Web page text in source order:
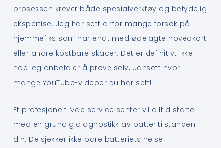
prosessen krever både spesialverktøy og betydelig
ekspertise. Jeg har sett altfor mange forsøk på
hjemmefiks som har endt med ødelagte hovedkort
eller andre kostbare skader. Det er definitivt ikke
noe jeg anbefaler å prøve selv, uansett hvor
mange YouTube-videoer du har sett!
Et profesjonelt Mac service senter vil alltid starte
med en grundig diagnostikk av batteritilstanden
din. De sjekker ikke bare batteriets helse i